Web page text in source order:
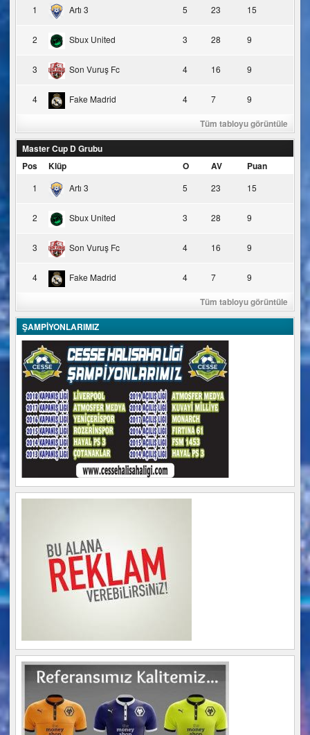
1 Artı 3 5 23 15
2 Sbux United 3 28 9
3 Son Vuruş Fc 4 16 9
4 Fake Madrid 4 7 9
Tüm tabloyu görüntüle
Master Cup D Grubu
Pos
Klüp O AV Puan
1 Artı 3 5 23 15
2 Sbux United 3 28 9
3 Son Vuruş Fc 4 16 9
4 Fake Madrid 4 7 9
Tüm tabloyu görüntüle
ŞAMPİYONLARIMIZ